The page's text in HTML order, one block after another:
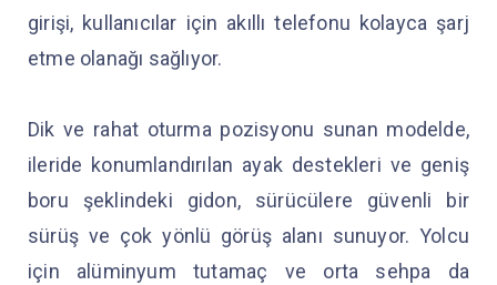
girişi, kullanıcılar için akıllı telefonu kolayca şarj
etme olanağı sağlıyor.
Dik ve rahat oturma pozisyonu sunan modelde,
ileride konumlandırılan ayak destekleri ve geniş
boru şeklindeki gidon, sürücülere güvenli bir
sürüş ve çok yönlü görüş alanı sunuyor. Yolcu
için alüminyum tutamaç ve orta sehpa da